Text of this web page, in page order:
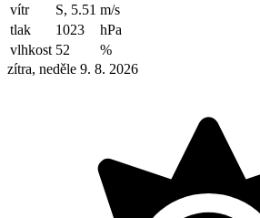
vítr
S, 5.51 m/s
tlak
1023
hPa
vlhkost 52
%
zítra, neděle 9. 8. 2026